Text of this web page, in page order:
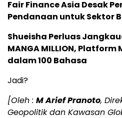
Fair Finance Asia Desak
Pendanaan untuk Sektor
Shueisha Perluas
MANGA MILLION,
dalam 100 Bahasa
Jadi?
[Oleh : M Arief Pranoto,
Geopolitik dan Kawasan